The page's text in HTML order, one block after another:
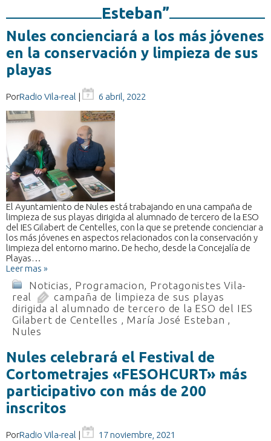
Esteban”
Nules concienciará a los más jóvenes
en la conservación y limpieza de sus
playas
PorRadio Vila-real | 6 abril, 2022
El Ayuntamiento de Nules está trabajando en una campaña de
limpieza de sus playas dirigida al alumnado de tercero de la ESO
del IES Gilabert de Centelles, con la que se pretende concienciar a
los más jóvenes en aspectos relacionados con la conservación y
limpieza del entorno marino. De hecho, desde la Concejalía de
Playas…
Leer mas »
Noticias, Programacion, Protagonistes Vila-
real
campaña de limpieza de sus playas
dirigida al alumnado de tercero de la ESO del IES
Gilabert de Centelles , María José Esteban ,
Nules
Nules celebrará el Festival de
Cortometrajes «FESOHCURT» más
participativo con más de 200
inscritos
PorRadio Vila-real | 17 noviembre, 2021